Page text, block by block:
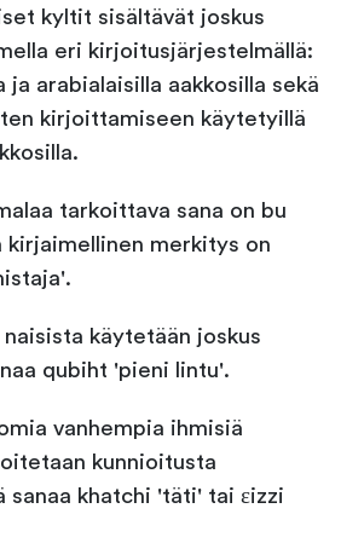
kyltit sisältävät joskus
eri kirjoitusjärjestelmällä:
ja arabialaisilla aakkosilla sekä
kirjoittamiseen käytetyillä
tarkoittava sana on bu
kirjaimellinen merkitys on
käytetään joskus
qubiht 'pieni lintu'.
vanhempia ihmisiä
kunnioitusta
sanaa khatchi 'täti' tai ɛizzi